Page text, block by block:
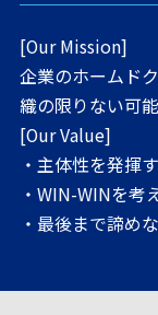
[Our Mission]
企業のホームド
織の限りない可
[Our Value]
・主体性を発揮
・WIN-WINを考
・最後まで諦め